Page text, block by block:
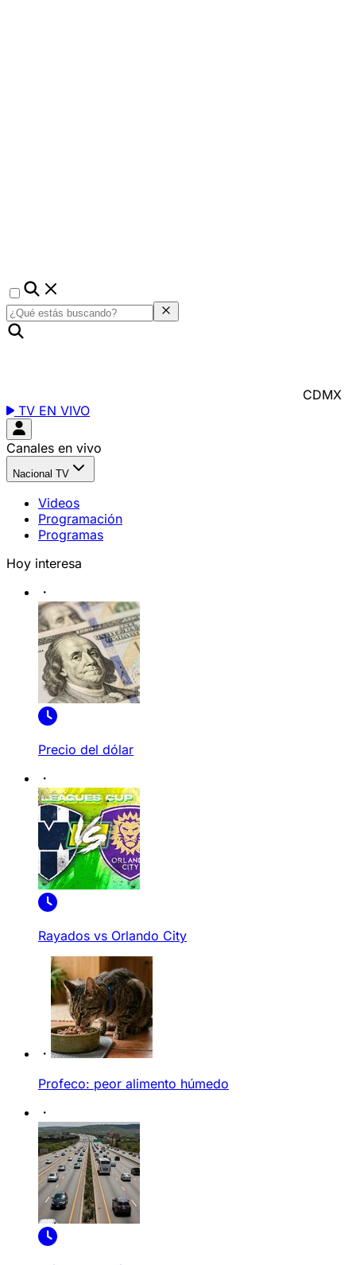
CDMX
TV EN VIVO
Canales en vivo
Nacional TV
Videos
Programación
Programas
Hoy interesa
Precio del dólar
Rayados vs Orlando City
Profeco: peor alimento húmedo